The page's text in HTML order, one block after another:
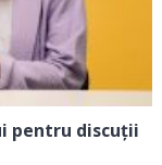
pentru discuții